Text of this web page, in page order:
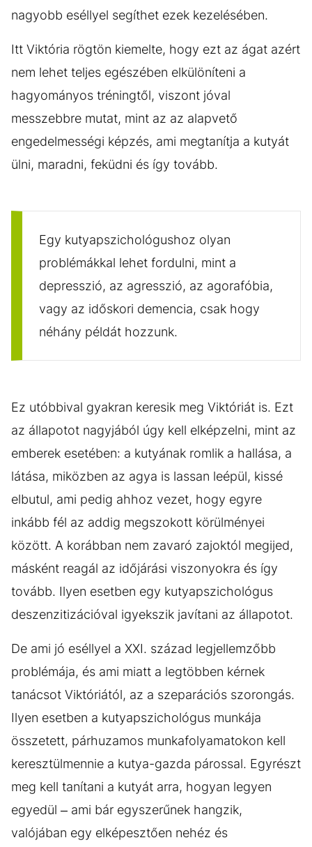
nagyobb eséllyel segíthet ezek kezelésében.
Itt Viktória rögtön kiemelte, hogy ezt az ágat azért
nem lehet teljes egészében elkülöníteni a
hagyományos tréningtől, viszont jóval
messzebbre mutat, mint az az alapvető
engedelmességi képzés, ami megtanítja a kutyát
ülni, maradni, feküdni és így tovább.
Egy kutyapszichológushoz olyan
problémákkal lehet fordulni, mint a
depresszió, az agresszió, az agorafóbia,
vagy az időskori demencia, csak hogy
néhány példát hozzunk.
Ez utóbbival gyakran keresik meg Viktóriát is. Ezt
az állapotot nagyjából úgy kell elképzelni, mint az
emberek esetében: a kutyának romlik a hallása, a
látása, miközben az agya is lassan leépül, kissé
elbutul, ami pedig ahhoz vezet, hogy egyre
inkább fél az addig megszokott körülményei
között. A korábban nem zavaró zajoktól megijed,
másként reagál az időjárási viszonyokra és így
tovább. Ilyen esetben egy kutyapszichológus
deszenzitizációval igyekszik javítani az állapotot.
De ami jó eséllyel a XXI. század legjellemzőbb
problémája, és ami miatt a legtöbben kérnek
tanácsot Viktóriától, az a szeparációs szorongás.
Ilyen esetben a kutyapszichológus munkája
összetett, párhuzamos munkafolyamatokon kell
keresztülmennie a kutya-gazda párossal. Egyrészt
meg kell tanítani a kutyát arra, hogyan legyen
egyedül – ami bár egyszerűnek hangzik,
valójában egy elképesztően nehéz és